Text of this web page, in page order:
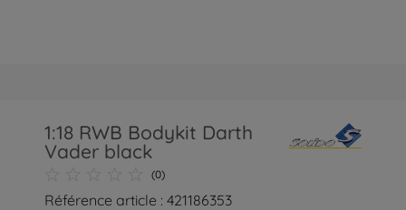
1:18 RWB Bodykit Darth
Vader black
(0)
Référence article : 421186353